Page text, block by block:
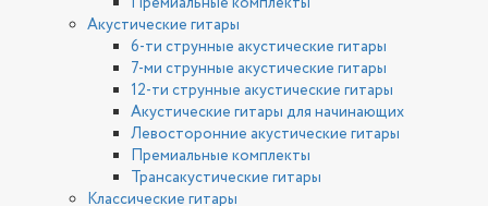
Акустические гитары
6-ти струнные акустические гитары
7-ми струнные акустические гитары
12-ти струнные акустические гитары
Акустические гитары для начинающих
Левосторонние акустические гитары
Премиальные комплекты
Трансакустические гитары
Классические гитары